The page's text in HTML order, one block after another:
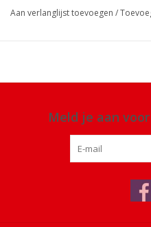
Details: geproduceerd in
Aan verlanglijst toevoegen /
Meld je aan